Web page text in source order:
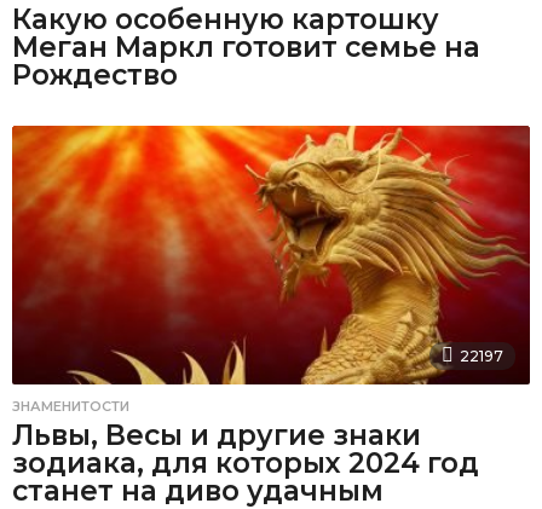
Какую особенную картошку
Меган Маркл готовит семье на
Рождество
22197
ЗНАМЕНИТОСТИ
Львы, Весы и другие знаки
зодиака, для которых 2024 год
станет на диво удачным